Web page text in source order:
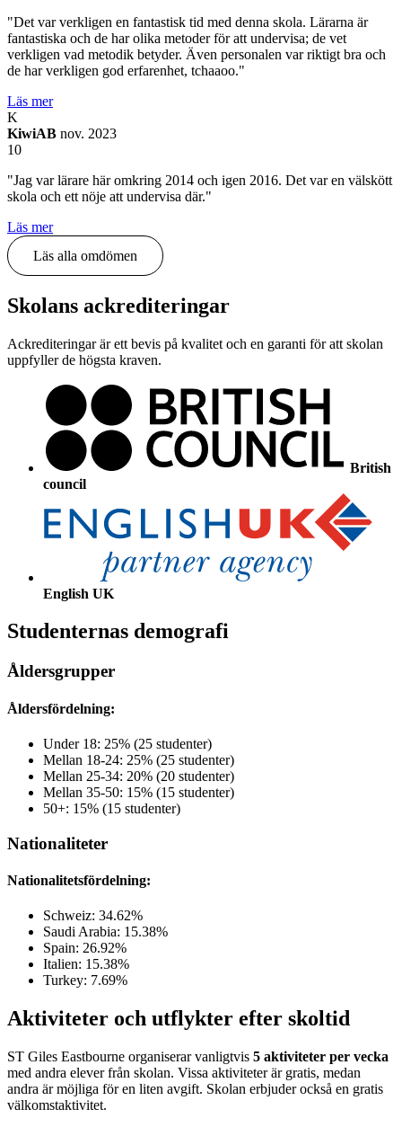
"Det var verkligen en fantastisk tid med denna skola. Lärarna är
fantastiska och de har olika metoder för att undervisa; de vet
verkligen vad metodik betyder. Även personalen var riktigt bra och
de har verkligen god erfarenhet, tchaaoo."
Läs mer
K
KiwiAB nov. 2023
10
"Jag var lärare här omkring 2014 och igen 2016. Det var en välskött
skola och ett nöje att undervisa där."
Läs mer
Läs alla omdömen
Skolans ackrediteringar
Ackrediteringar är ett bevis på kvalitet och en garanti för att skolan
uppfyller de högsta kraven.
British
council
English UK
Studenternas demografi
Åldersgrupper
Åldersfördelning:
Under 18: 25% (25 studenter)
Mellan 18-24: 25% (25 studenter)
Mellan 25-34: 20% (20 studenter)
Mellan 35-50: 15% (15 studenter)
50+: 15% (15 studenter)
Nationaliteter
Nationalitetsfördelning:
Schweiz: 34.62%
Saudi Arabia: 15.38%
Spain: 26.92%
Italien: 15.38%
Turkey: 7.69%
Aktiviteter och utflykter efter skoltid
ST Giles Eastbourne organiserar vanligtvis 5 aktiviteter per vecka
med andra elever från skolan. Vissa aktiviteter är gratis, medan
andra är möjliga för en liten avgift. Skolan erbjuder också en gratis
välkomstaktivitet.